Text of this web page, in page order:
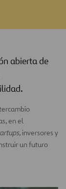
abierta de
en el
, inversores y
un futuro